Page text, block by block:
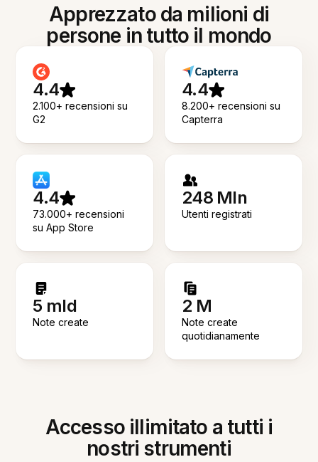
Apprezzato da milioni di
persone in tutto il mondo
4.4
2.100+ recensioni su
G2
4.4
8.200+ recensioni su
Capterra
4.4
73.000+ recensioni
su App Store
248 Mln
Utenti registrati
5 mld
Note create
2 M
Note create
quotidianamente
Accesso illimitato a tutti i
nostri strumenti